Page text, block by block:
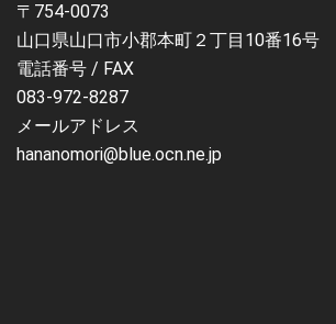
〒754-0073
山口県山口市小郡本町２丁目10番16号
電話番号 / FAX
083-972-8287
メールアドレス
hananomori@blue.ocn.ne.jp